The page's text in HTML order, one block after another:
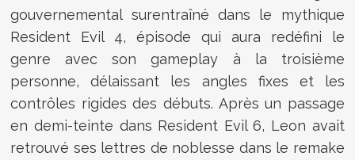
gouvernemental surentraîné dans le mythique
Resident Evil 4, épisode qui aura redéfini le
genre avec son gameplay à la troisième
personne, délaissant les angles fixes et les
contrôles rigides des débuts. Après un passage
en demi-teinte dans Resident Evil 6, Leon avait
retrouvé ses lettres de noblesse dans le remake